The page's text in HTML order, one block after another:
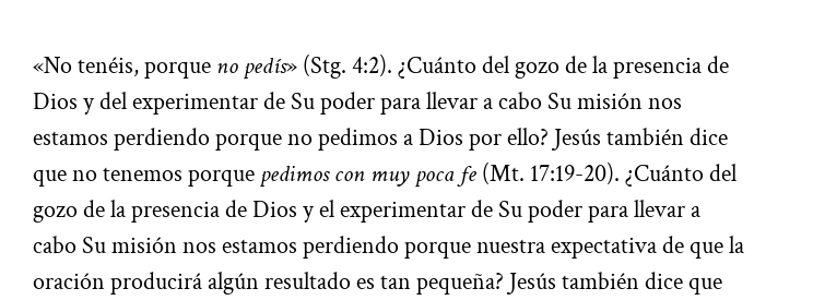
«No tenéis, porque no pedís» (Stg. 4:2). ¿Cuánto del gozo de la presencia de
Dios y del experimentar de Su poder para llevar a cabo Su misión nos
estamos perdiendo porque no pedimos a Dios por ello? Jesús también dice
que no tenemos porque pedimos con muy poca fe (Mt. 17:19-20). ¿Cuánto del
gozo de la presencia de Dios y el experimentar de Su poder para llevar a
cabo Su misión nos estamos perdiendo porque nuestra expectativa de que la
oración producirá algún resultado es tan pequeña? Jesús también dice que